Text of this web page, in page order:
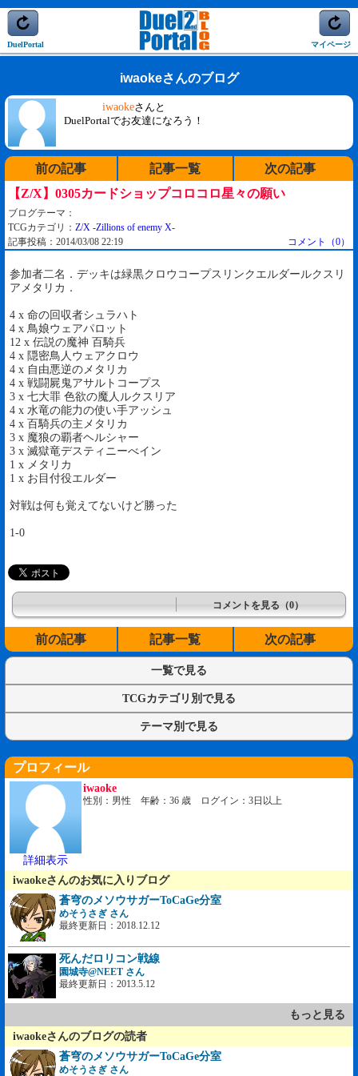
DuelPortal マイページ
iwaokeさんのブログ
iwaokeさんと
DuelPortalでお友達になろう！
前の記事 記事一覧
次の記事
【Z/X】0305カードショップコロコロ星々の願い
ブログテーマ：
TCGカテゴリ： Z/X -Zillions of enemy X-
記事投稿：2014/03/08 22:19
コメント（0）
参加者二名．デッキは緑黒クロウコープスリンクエルダールクスリ
アメタリカ．
4 x 命の回収者シュラハト
4 x 鳥娘ウェアパロット
12 x 伝説の魔神 百騎兵
4 x 隠密鳥人ウェアクロウ
4 x 自由悪逆のメタリカ
4 x 戦闘屍鬼アサルトコープス
3 x 七大罪 色欲の魔人ルクスリア
4 x 水竜の能力の使い手アッシュ
4 x 百騎兵の主メタリカ
3 x 魔狼の覇者ヘルシャー
3 x 滅獄竜デスティニーべイン
1 x メタリカ
1 x お目付役エルダー
対戦は何も覚えてないけど勝った
1-0
コメントを見る（0）
前の記事 記事一覧 次の記事
一覧で見る
TCGカテゴリ別で見る
テーマ別で見る
プロフィール
詳細表示
iwaoke
性別：男性 年齢：36 歳 ログイン：3日以上
iwaokeさんのお気に入りブログ
蒼穹のメソウサガーToCaGe分室
めそうさぎ さん
最終更新日：2018.12.12
死んだロリコン戦線
園城寺@NEET さん
最終更新日：2013.5.12
もっと見る
iwaokeさんのブログの読者
蒼穹のメソウサガーToCaGe分室
めそうさぎ さん